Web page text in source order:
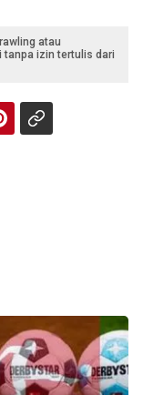
atau
tanpa izin tertulis dari